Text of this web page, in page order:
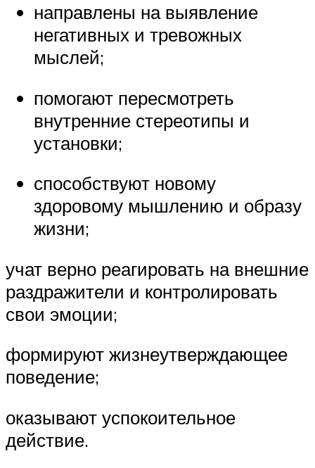
направлены на выявление
негативных и тревожных
мыслей;
помогают пересмотреть
внутренние стереотипы и
установки;
способствуют новому
здоровому мышлению и образу
жизни;
учат верно реагировать на внешние
раздражители и контролировать
свои эмоции;
формируют жизнеутверждающее
поведение;
оказывают успокоительное
действие.